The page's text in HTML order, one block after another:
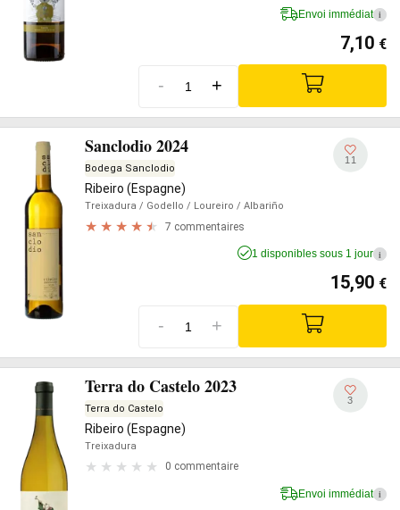
Envoi immédiat i
7,10 €
- +
Sanclodio 2024
Bodega Sanclodio
Ribeiro (Espagne)
Treixadura / Godello / Loureiro / Albariño
7 commentaires
11
1 disponibles sous 1 jour i
15,90 €
- +
Terra do Castelo 2023
Terra do Castelo
Ribeiro (Espagne)
Treixadura
0 commentaire
3
Envoi immédiat i